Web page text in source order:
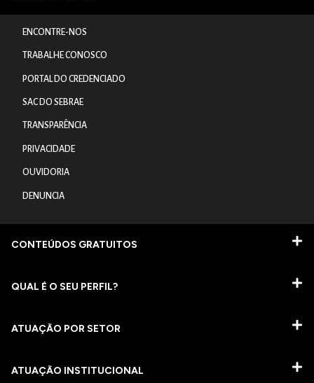
ENCONTRE-NOS
TRABALHE CONOSCO
PORTAL DO CREDENCIADO
SAC DO SEBRAE
TRANSPARÊNCIA
PRIVACIDADE
OUVIDORIA
DENUNCIA
CONTEÚDOS GRATUITOS
QUAL É O SEU PERFIL?
ATUAÇÃO POR SETOR
ATUAÇÃO INSTITUCIONAL